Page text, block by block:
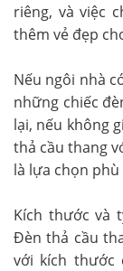
riêng, và việc
thêm vẻ đẹp
Nếu ngôi nhà
những chiếc
lại, nếu không
thả cầu thang
là lựa chọn phù
Kích thước và
Đèn thả cầu
với kích thước